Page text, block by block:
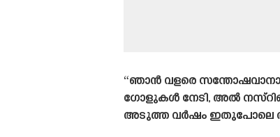
“ഞാൻ വളരെ
ഗോളുകൾ നേടി, അൽ
അടുത്ത വർഷം ഇതുപോലെ